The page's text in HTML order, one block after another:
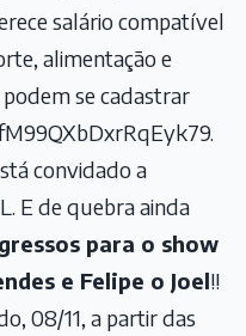
salário compatível
alimentação e
se cadastrar
.
convidado a
E de quebra ainda
para o show
e Felipe o Joel!!
08/11, a partir das